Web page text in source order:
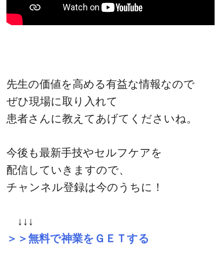
先生の価値を高める有益な情報なので
ぜひ現場に取り入れて
患者さんに教えてあげてくださいね。
今後も最新手技やセルフケアを
配信していきますので、
チャンネル登録は今のうちに！
↓↓↓
＞＞無料で神業をＧＥＴする